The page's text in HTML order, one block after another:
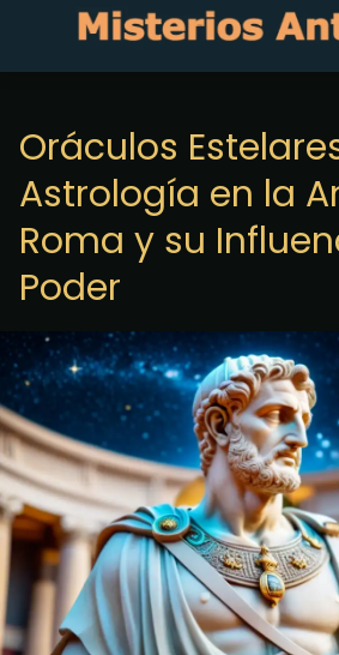
Oráculos
Astrología en la
Roma y su
Poder